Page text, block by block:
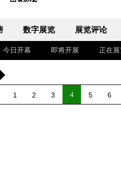
数字展览 展览评论
今日开幕 即将开展 正在
1 2 3 4 5 6